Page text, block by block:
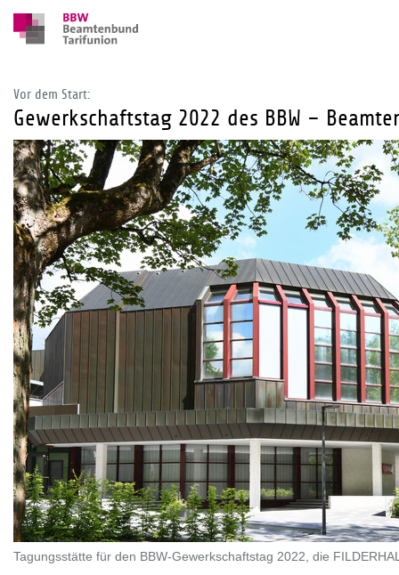
Vor dem Start:
Gewerkschaftstag 2022 des BBW –
Tagungsstätte für den BBW-Gewerkschaftstag 2022, die